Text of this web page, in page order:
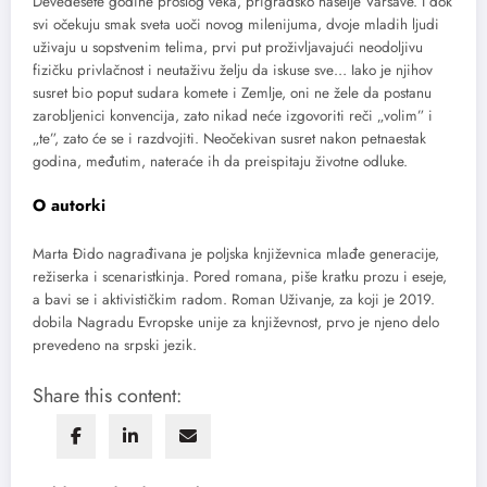
svi očekuju smak sveta uoči novog milenijuma, dvoje mladih ljudi
uživaju u sopstvenim telima, prvi put proživljavajući neodoljivu
fizičku privlačnost i neutaživu želju da iskuse sve… Iako je njihov
susret bio poput sudara komete i Zemlje, oni ne žele da postanu
zarobljenici konvencija, zato nikad neće izgovoriti reči „volim” i
„te”, zato će se i razdvojiti. Neočekivan susret nakon petnaestak
godina, međutim, nateraće ih da preispitaju životne odluke.
O autorki
Marta Đido nagrađivana je poljska književnica mlađe generacije,
režiserka i scenaristkinja. Pored romana, piše kratku prozu i eseje,
a bavi se i aktivističkim radom. Roman Uživanje, za koji je 2019.
dobila Nagradu Evropske unije za književnost, prvo je njeno delo
prevedeno na srpski jezik.
Share this content: